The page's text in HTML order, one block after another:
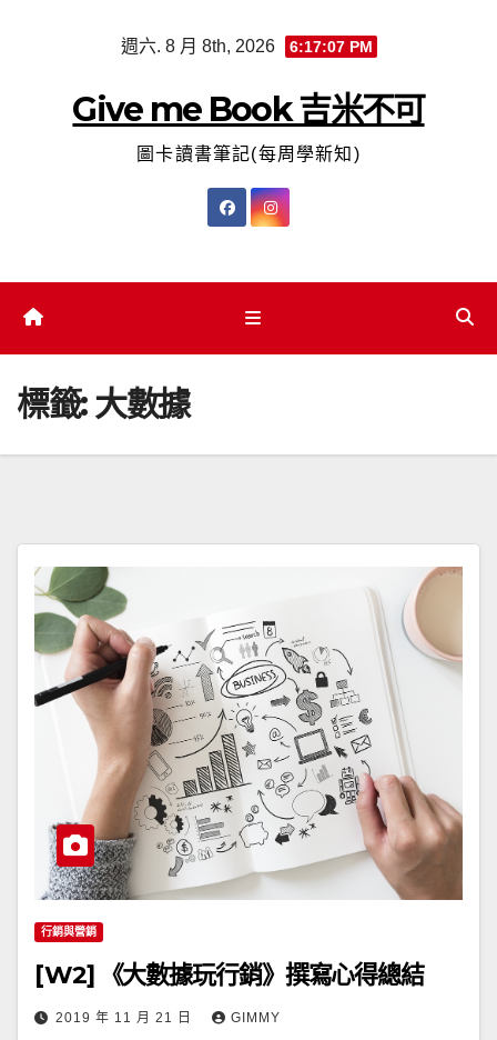
週六. 8 月 8th, 2026 6:17:08 PM
Give me Book 吉米不可
圖卡讀書筆記(每周學新知)
標籤:大數據
行銷與營銷
[W2] 《大數據玩行銷》撰寫心得總結
2019 年 11 月 21 日 GIMMY